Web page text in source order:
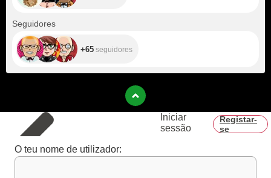
Seguidores
+65 seguidores
Iniciar
sessão
Registar-
se
O teu nome de utilizador: